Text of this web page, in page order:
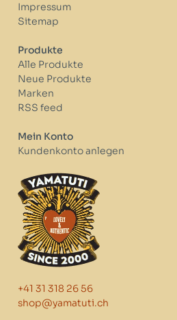
Impressum
Sitemap
Produkte
Alle Produkte
Neue Produkte
Marken
RSS feed
Mein Konto
Kundenkonto anlegen
+41 31 318 26 56
shop@yamatuti.ch